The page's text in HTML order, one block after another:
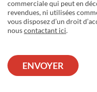
commerciale qui peut en
revendues, ni utilisées
vous disposez d’un droit
nouscontactant ici.
ENVOYER